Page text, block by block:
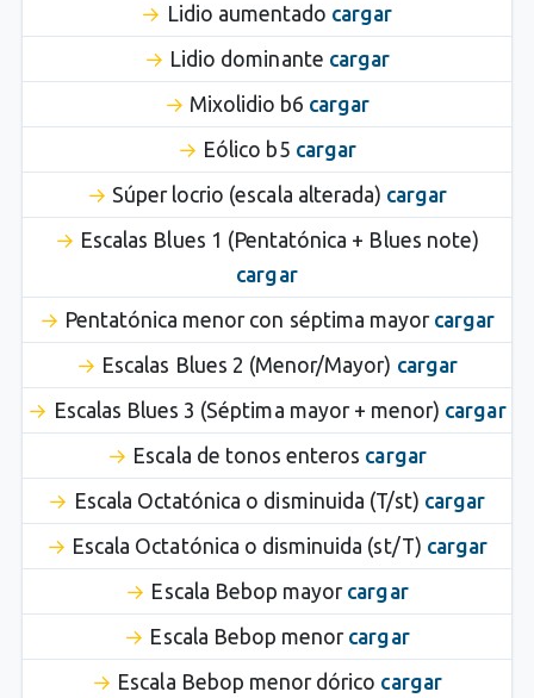
Lidio aumentado cargar
Lidio dominante cargar
Mixolidio b6 cargar
Eólico b5 cargar
Súper locrio (escala alterada) cargar
Escalas Blues 1 (Pentatónica + Blues note)
cargar
Pentatónica menor con séptima mayor cargar
Escalas Blues 2 (Menor/Mayor) cargar
Escalas Blues 3 (Séptima mayor + menor) cargar
Escala de tonos enteros cargar
Escala Octatónica o disminuida (T/st) cargar
Escala Octatónica o disminuida (st/T) cargar
Escala Bebop mayor cargar
Escala Bebop menor cargar
Escala Bebop menor dórico cargar